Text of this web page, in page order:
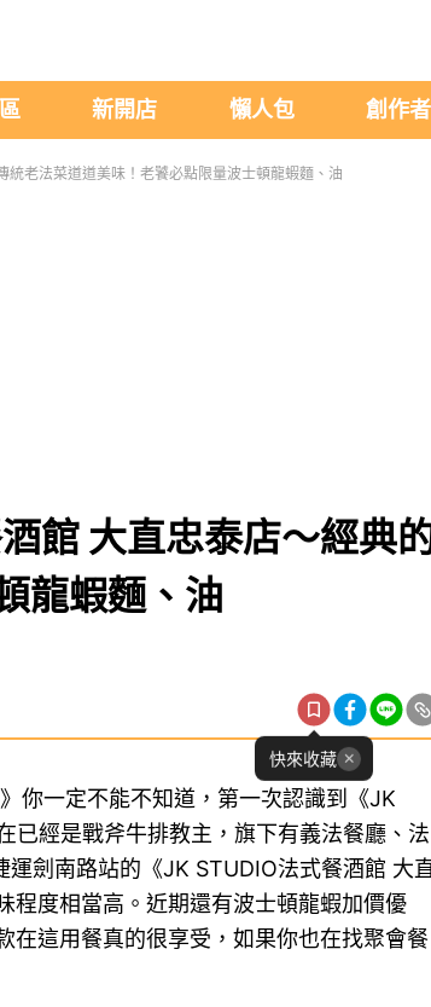
新開店 懶人包 創作者
老法菜道道美味！老饕必點限量波士頓龍蝦麵、油
館 大直忠泰店～經典
龍蝦麵、油
快來收藏
你一定不能不知道，第一次認識到《JK
已經是戰斧牛排教主，旗下有義法餐廳、法
劍南路站的《JK STUDIO法式餐酒館 大
程度相當高。近期還有波士頓龍蝦加價優
在這用餐真的很享受，如果你也在找聚會餐